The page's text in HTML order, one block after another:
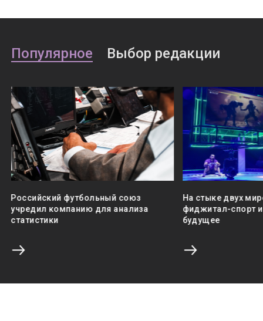
Популярное Выбор редакции
Российский футбольный союз
учредил компанию для анализа
статистики
На стыке двух
фиджитал-спорт
будущее